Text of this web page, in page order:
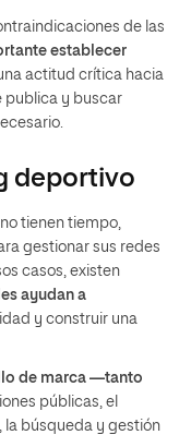
de las
establecer
actitud crítica hacia
publica y buscar
deportivo
tienen tiempo,
gestionar sus redes
casos, existen
ayudan a
y construir una
de marca —tanto
públicas, el
la búsqueda y gestión